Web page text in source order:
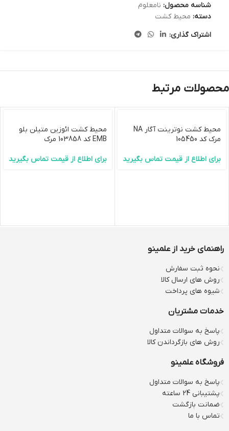
شناسه محصول: نامعلوم
دسته: محیط کشت
اشتراک گذاری:
محصولات مرتبط
محیط کشت نوترینت آگار NA
مرک کد 105450
برای اطلاع از قیمت تماس بگیرید
محیط کشت ائوزین متیلن بلو
EMB کد 103858 مرک
برای اطلاع از قیمت تماس بگیرید
راهنمای خرید از علمینو
نحوه ثبت سفارش
روش های ارسال کالا
شیوه های پرداخت
خدمات مشتریان
پاسخ به سوالات متداول
روش های بازگرداندن کالا
فروشگاه علمینو
پاسخ به سوالات متداول
پشتیبانی 24 ساعته
ضمانت بازگشت
تماس با ما